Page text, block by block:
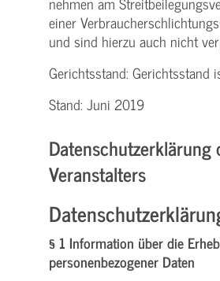
einer
und sind hierzu auch nicht
Gerichtsstand: Gerichtsstand
Stand: Juni 2019
Datenschutzerklärung
Veranstalters
§ 1 Information über die
personenbezogener Daten